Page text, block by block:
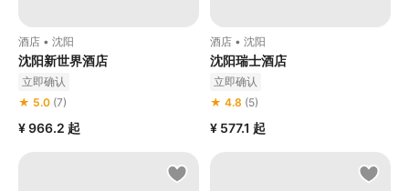
酒店 • 沈阳
沈阳新世界酒店
立即确认
★ 5.0 (7)
¥ 966.2 起
酒店 • 沈阳
沈阳瑞士酒店
立即确认
★ 4.8 (5)
¥ 577.1 起